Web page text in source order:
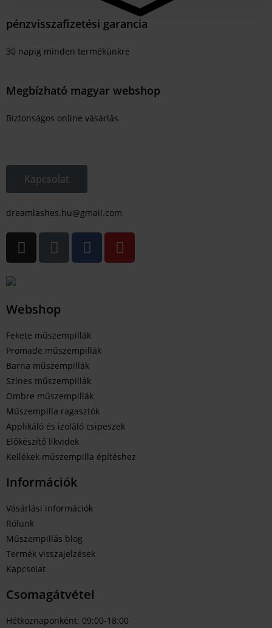
pénzvisszafizetési garancia
30 napig minden termékünkre
Megbízható magyar webshop
Biztonságos online vásárlás
Kapcsolat
dreamlashes.hu@gmail.com
Webshop
Fekete műszempillák
Promade műszempillák
Barna műszempillák
Színes műszempillák
Ombre műszempillák
Műszempilla ragasztók
Applikáló és izoláló csipeszek
Előkészítő likvidek
Kellékek műszempilla építéshez
Információk
Vásárlási információk
Rólunk
Műszempillás blog
Termék visszajelzések
Kapcsolat
Csomagátvétel
Hétköznaponként: 09:00-18:00